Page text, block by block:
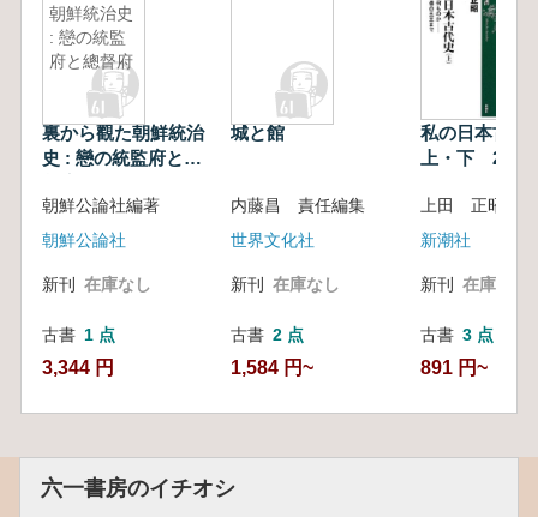
朝鮮統治史
: 戀の統監
府と總督府
裏から觀た朝鮮統治
史 : 戀の統監府と總
朝鮮公論社編著
朝鮮公論社
新刊 在庫なし
古書 1 点
3,344 円
城と館
内藤昌 責任編集
世界文化社
新刊 在庫なし
古書 2 点
1,584 円~
私の日本古
上・下 2冊
上田 正昭 著
新潮社
新刊 在庫なし
古書 3 点
891 円~
六一書房のイチオシ